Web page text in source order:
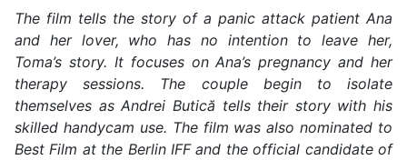
The film tells the story of a panic attack patient Ana
and her lover, who has no intention to leave her,
Toma’s story. It focuses on Ana’s pregnancy and her
therapy sessions. The couple begin to isolate
themselves as Andrei Butică tells their story with his
skilled handycam use. The film was also nominated to
Best Film at the Berlin IFF and the official candidate of